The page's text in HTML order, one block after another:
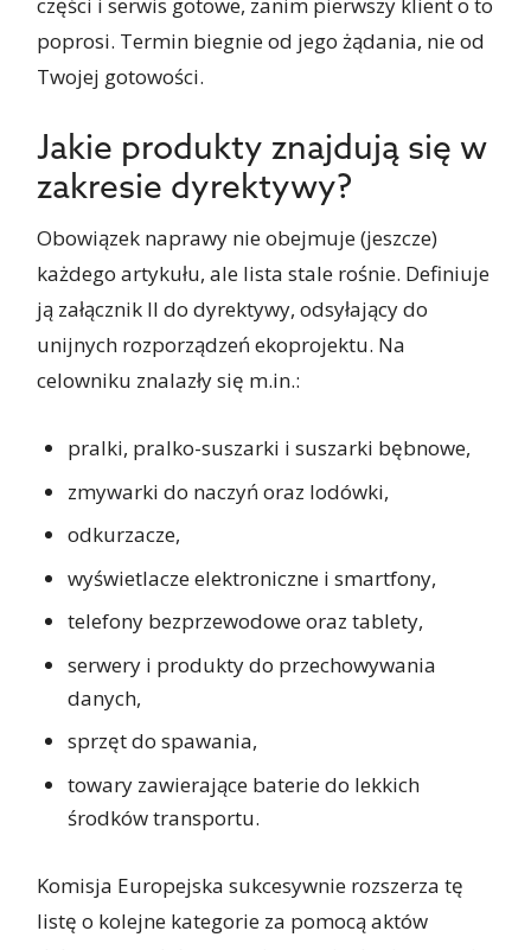
poprosi. Termin biegnie od jego żądania, nie od
Twojej gotowości.
Jakie produkty znajdują się w
zakresie dyrektywy?
Obowiązek naprawy nie obejmuje (jeszcze)
każdego artykułu, ale lista stale rośnie. Definiuje
ją załącznik II do dyrektywy, odsyłający do
unijnych rozporządzeń ekoprojektu. Na
celowniku znalazły się m.in.:
pralki, pralko-suszarki i suszarki bębnowe,
zmywarki do naczyń oraz lodówki,
odkurzacze,
wyświetlacze elektroniczne i smartfony,
telefony bezprzewodowe oraz tablety,
serwery i produkty do przechowywania
danych,
sprzęt do spawania,
towary zawierające baterie do lekkich
środków transportu.
Komisja Europejska sukcesywnie rozszerza tę
listę o kolejne kategorie za pomocą aktów